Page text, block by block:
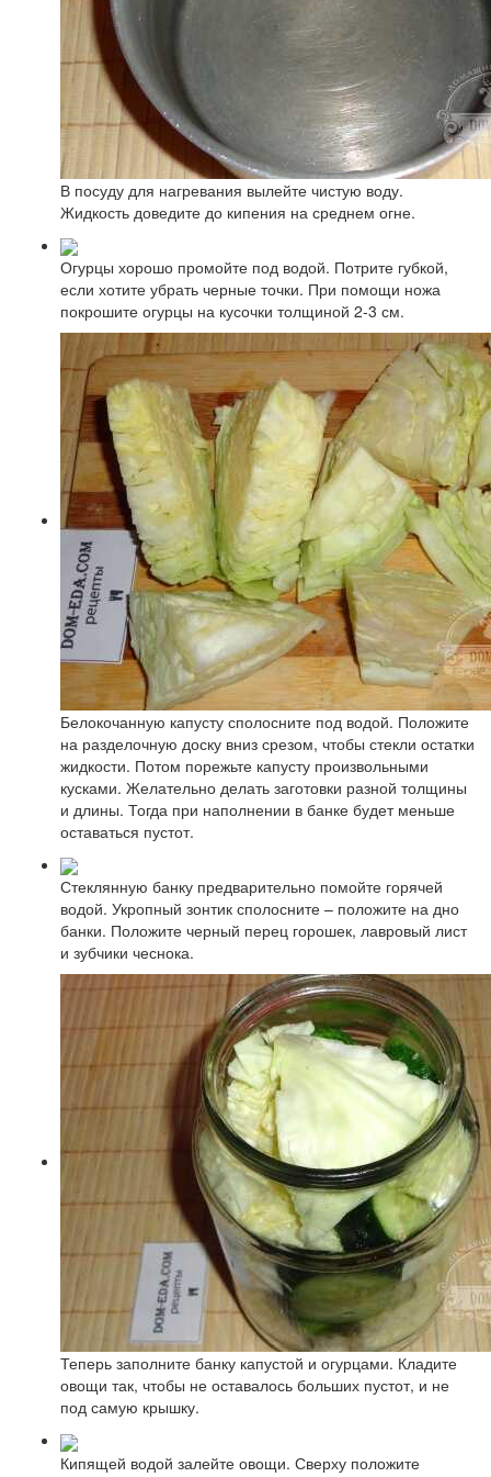
В посуду для нагревания вылейте чистую воду.
Жидкость доведите до кипения на среднем огне.
Огурцы хорошо промойте под водой. Потрите губкой,
если хотите убрать черные точки. При помощи ножа
покрошите огурцы на кусочки толщиной 2-3 см.
Белокочанную капусту сполосните под водой. Положите
на разделочную доску вниз срезом, чтобы стекли остатки
жидкости. Потом порежьте капусту произвольными
кусками. Желательно делать заготовки разной толщины
и длины. Тогда при наполнении в банке будет меньше
оставаться пустот.
Стеклянную банку предварительно помойте горячей
водой. Укропный зонтик сполосните – положите на дно
банки. Положите черный перец горошек, лавровый лист
и зубчики чеснока.
Теперь заполните банку капустой и огурцами. Кладите
овощи так, чтобы не оставалось больших пустот, и не
под самую крышку.
Кипящей водой залейте овощи. Сверху положите